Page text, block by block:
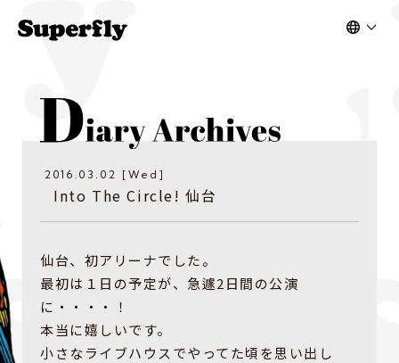
2016.03.02 [Wed]
Into The Circle! 仙台
仙台、初アリーナでした。
最初は１日の予定が、急遽2日間の公演
に・・・・！
本当に嬉しいです。
小さなライブハウスでやってた頃を思い出し